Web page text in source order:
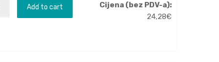
Add to cart
Cijena (bez PDV-a):
24,28€